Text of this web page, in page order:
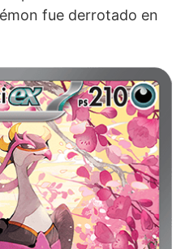
fue derrotado en